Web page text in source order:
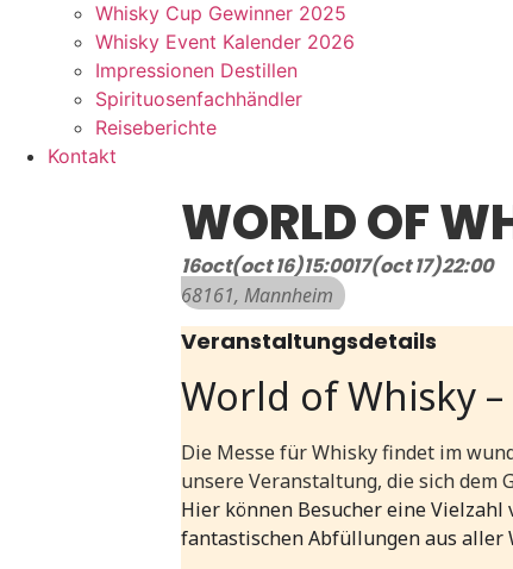
Whisky Cup Gewinner 2025
Whisky Event Kalender 2026
Impressionen Destillen
Spirituosenfachhändler
Reiseberichte
Kontakt
WORLD OF
16oct(oct 16)15:0017(oct 17)22:00
68161, Mannheim
Veranstaltungsdetails
World of Whisky
Die Messe für Whisky findet im
unsere Veranstaltung, die sich dem
Hier können Besucher eine
fantastischen Abfüllungen aus aller